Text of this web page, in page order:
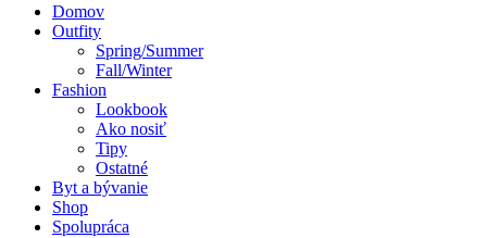
Domov
Outfity
Spring/Summer
Fall/Winter
Fashion
Lookbook
Ako nosiť
Tipy
Ostatné
Byt a bývanie
Shop
Spolupráca